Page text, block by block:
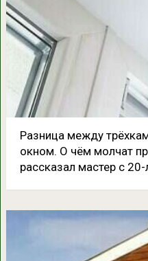
Разница между
окном. О чём молчат
рассказал мастер с